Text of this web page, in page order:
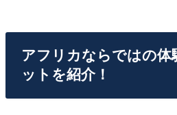
アフリカならではの体
ットを紹介！